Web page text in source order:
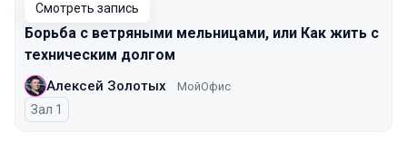
Смотреть запись
Борьба с ветряными мельницами, или Как жить с
техническим долгом
Алексей Золотых МойОфис
Зал 1